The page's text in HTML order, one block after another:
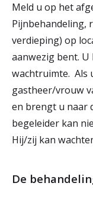
Meld u op het
Pijnbehandeling,
verdieping) op
aanwezig bent.
wachtruimte. Als
gastheer/vrouw
en brengt u naar
begeleider kan
Hij/zij kan
De